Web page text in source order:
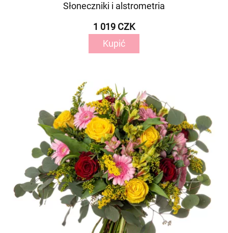
Słoneczniki i alstrometria
1 019 CZK
Kupić